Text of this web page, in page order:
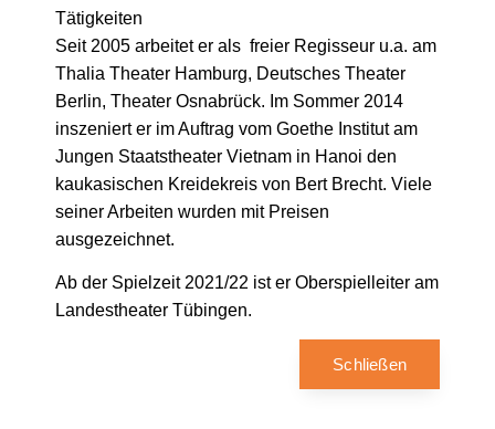
Tätigkeiten
Seit 2005 arbeitet er als freier Regisseur u.a. am
Thalia Theater Hamburg, Deutsches Theater
Berlin, Theater Osnabrück. Im Sommer 2014
inszeniert er im Auftrag vom Goethe Institut am
Jungen Staatstheater Vietnam in Hanoi den
kaukasischen Kreidekreis von Bert Brecht. Viele
seiner Arbeiten wurden mit Preisen
ausgezeichnet.
Ab der Spielzeit 2021/22 ist er Oberspielleiter am
Landestheater Tübingen.
Schließen